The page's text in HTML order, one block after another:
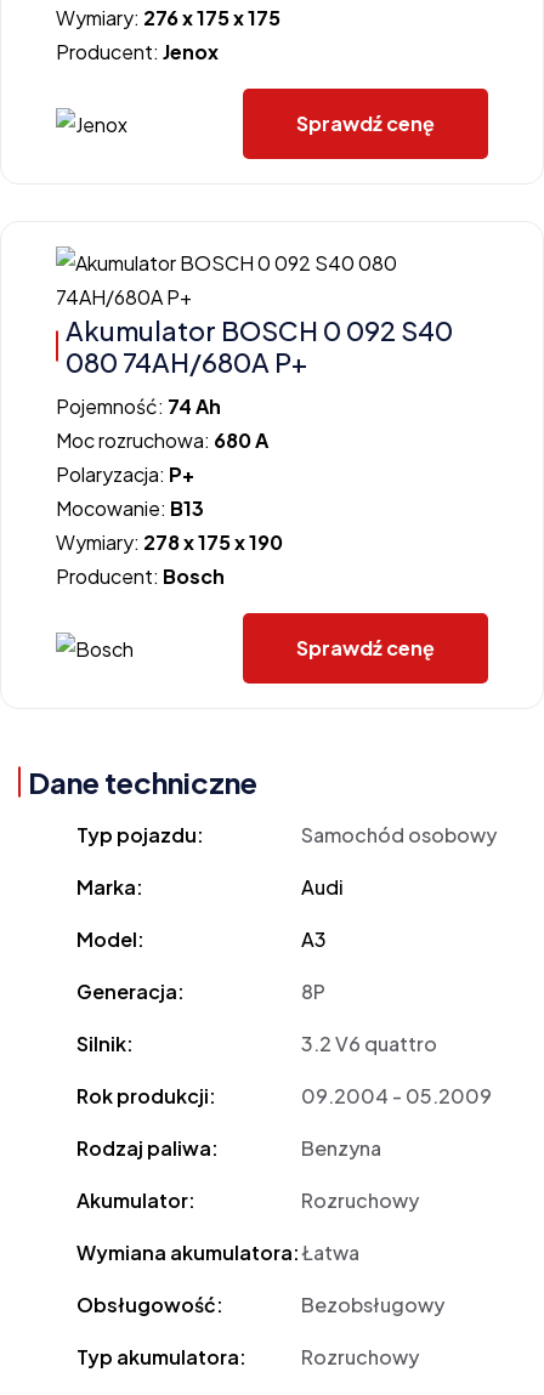
Wymiary: 276 x 175 x 175
Producent: Jenox
Sprawdź cenę
Akumulator BOSCH 0 092 S40
080 74AH/680A P+
Pojemność: 74 Ah
Moc rozruchowa: 680 A
Polaryzacja: P+
Mocowanie: B13
Wymiary: 278 x 175 x 190
Producent: Bosch
Sprawdź cenę
Dane techniczne
Typ pojazdu: Samochód osobowy
Marka: Audi
Model: A3
Generacja: 8P
Silnik: 3.2 V6 quattro
Rok produkcji: 09.2004 - 05.2009
Rodzaj paliwa: Benzyna
Akumulator: Rozruchowy
Wymiana akumulatora:Łatwa
Obsługowość: Bezobsługowy
Typ akumulatora: Rozruchowy